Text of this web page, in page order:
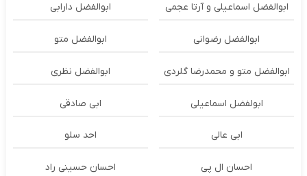
ابوالفضل اسماعیلی و آرتا عجمی ابوالفضل دارابی
ابوالفضل رضوانی ابوالفضل متو
ابوالفضل متو و محمدرضا گلردی ابوالفضل نظری
ابولفضل اسماعیلی ابی صادقی
ابی عالی احد سلو
احسان ال پی احسان حسینی راد